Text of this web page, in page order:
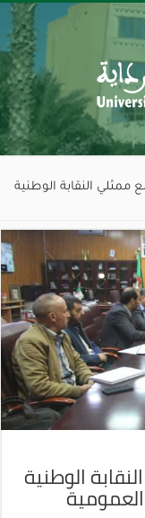
ممثلي النقابة الوطنية
الوطنية